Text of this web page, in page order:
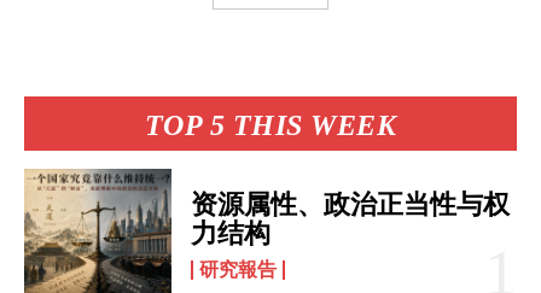
TOP 5 THIS WEEK
资源属性、政治正当性与权
力结构
研究報告